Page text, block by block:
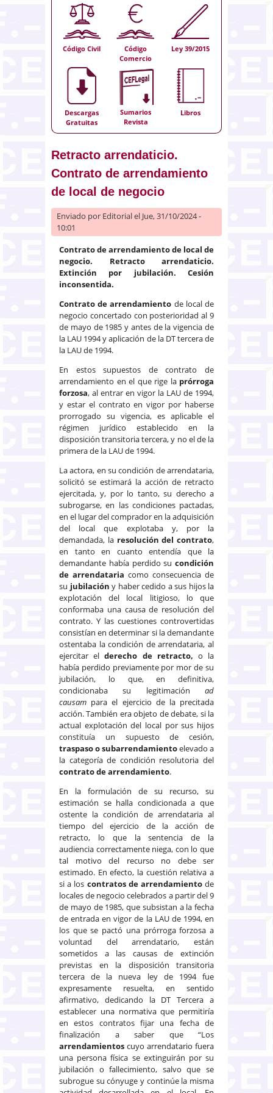
Código Civil
Código
Comercio
Ley 39/2015
Descargas
Gratuitas
Sumarios
Revista
Libros
Retracto arrendaticio.
Contrato de arrendamiento
de local de negocio
Enviado por Editorialel Jue, 31/10/2024 -
10:01
Contrato de arrendamiento de local de
negocio. Retracto arrendaticio.
Extinción por jubilación. Cesión
inconsentida.
Contrato de arrendamiento de local de
negocio concertado con posterioridad al 9
de mayo de 1985 y antes de la vigencia de
la LAU 1994 y aplicación de la DT tercera de
la LAU de 1994.
En estos supuestos de contrato de
arrendamiento en el que rige la prórroga
forzosa, al entrar en vigor la LAU de 1994,
y estar el contrato en vigor por haberse
prorrogado su vigencia, es aplicable el
régimen jurídico establecido en la
disposición transitoria tercera, y no el de la
primera de la LAU de 1994.
La actora, en su condición de arrendataria,
solicitó se estimará la acción de retracto
ejercitada, y, por lo tanto, su derecho a
subrogarse, en las condiciones pactadas,
en el lugar del comprador en la adquisición
del local que explotaba y, por la
demandada, la resolución del contrato,
en tanto en cuanto entendía que la
demandante había perdido su condición
de arrendataria como consecuencia de
su jubilación y haber cedido a sus hijos la
explotación del local litigioso, lo que
conformaba una causa de resolución del
contrato. Y las cuestiones controvertidas
consistían en determinar si la demandante
ostentaba la condición de arrendataria, al
ejercitar elderecho de retracto, o la
había perdido previamente por mor de su
jubilación, lo que, en definitiva,
condicionaba su legitimación ad
causam para el ejercicio de la precitada
acción. También era objeto de debate, si la
actual explotación del local por sus hijos
constituía un supuesto de cesión,
traspaso o subarrendamientoelevado a
la categoría de condición resolutoria del
contrato de arrendamiento.
En la formulación de su recurso, su
estimación se halla condicionada a que
ostente la condición de arrendataria al
tiempo del ejercicio de la acción de
retracto, lo que la sentencia de la
audiencia correctamente niega, con lo que
tal motivo del recurso no debe ser
estimado. En efecto, la cuestión relativa a
si a los contratos de arrendamientode
locales de negocio celebrados a partir del 9
de mayo de 1985, que subsistan a la fecha
de entrada en vigor de la LAU de 1994, en
los que se pactó una prórroga forzosa a
voluntad del arrendatario, están
sometidos a las causas de extinción
previstas en la disposición transitoria
tercera de la nueva ley de 1994 fue
expresamente resuelta, en sentido
afirmativo, dedicando la DT Tercera a
establecer una normativa que permitiría
en estos contratos fijar una fecha de
finalización a saber que “Los
arrendamientos cuyo arrendatario fuera
una persona física se extinguirán por su
jubilación o fallecimiento, salvo que se
subrogue su cónyuge y continúe la misma